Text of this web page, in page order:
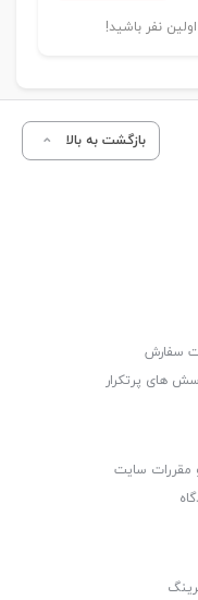
نفر باشید!
بازگشت به بالا
سفارش
های پرتکرار
مقررات سایت